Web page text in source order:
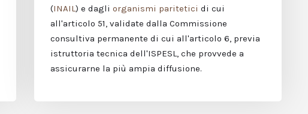
(INAIL) e dagli organismi paritetici di cui
all'articolo 51, validate dalla Commissione
consultiva permanente di cui all'articolo 6, previa
istruttoria tecnica dell'ISPESL, che provvede a
assicurarne la più ampia diffusione.